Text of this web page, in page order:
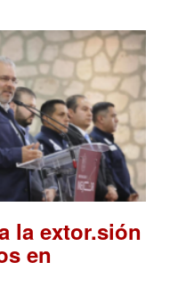
la extor.sión
en